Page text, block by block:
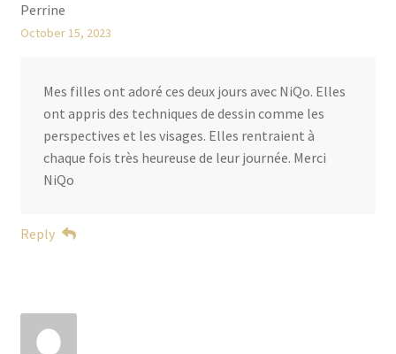
Perrine
October 15, 2023
Mes filles ont adoré ces deux jours avec NiQo. Elles
ont appris des techniques de dessin comme les
perspectives et les visages. Elles rentraient à
chaque fois très heureuse de leur journée. Merci
NiQo
Reply